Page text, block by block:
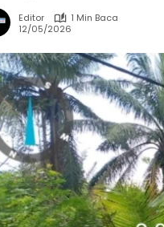
Editor
1 Min Baca
12/05/2026